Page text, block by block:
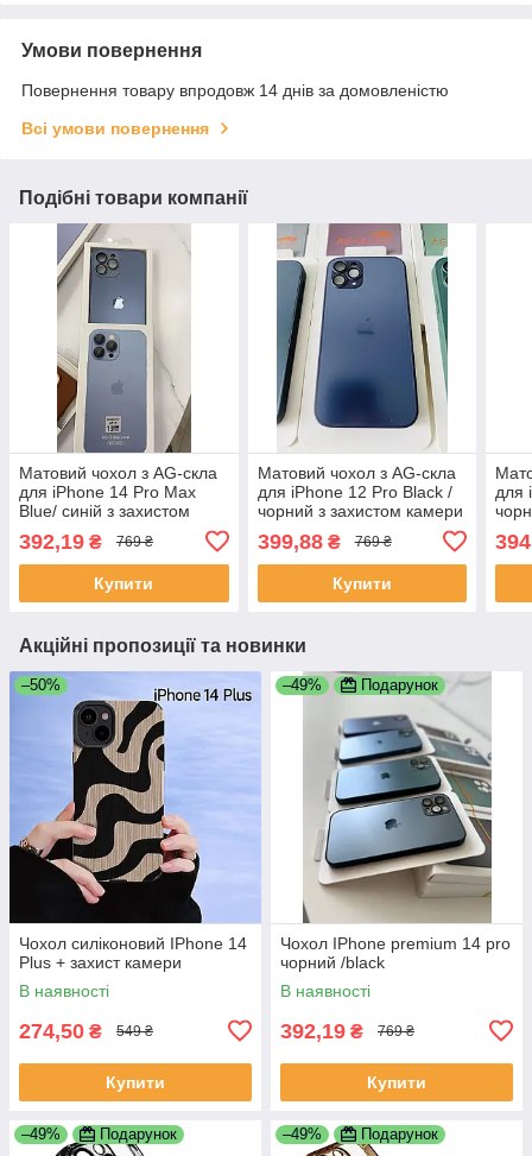
Умови повернення
Повернення товару впродовж 14 днів за домовленістю
Всі умови повернення
Подібні товари компанії
Матовий чохол з AG-скла
для iPhone 14 Pro Max
Blue/ синій з захистом
камери | Проти відбитків |
TPU + загартоване скло
392,19 ₴ 769 ₴
Купити
Матовий чохол з AG-скла
для iPhone 12 Pro Black /
чорний з захистом камери
| Проти відбитків | TPU +
загартоване скло
399,88₴ 769 ₴
Купити
для
Акційні пропозиції та новинки
–50%
Чохол силіконовий IPhone 14
Plus + захист камери
В наявності
274,50 ₴ 549 ₴
Купити
–49% Подарунок
Чохол IPhone premium 14 pro
чорний /black
В наявності
392,19 ₴ 769 ₴
Купити
–49% Подарунок –49% Подарунок